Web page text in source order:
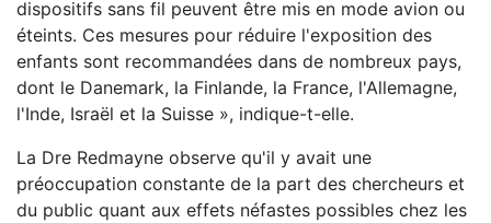
dispositifs sans fil peuvent être mis en mode avion ou
éteints. Ces mesures pour réduire l'exposition des
enfants sont recommandées dans de nombreux pays,
dont le Danemark, la Finlande, la France, l'Allemagne,
l'Inde, Israël et la Suisse », indique-t-elle.
La Dre Redmayne observe qu'il y avait une
préoccupation constante de la part des chercheurs et
du public quant aux effets néfastes possibles chez les